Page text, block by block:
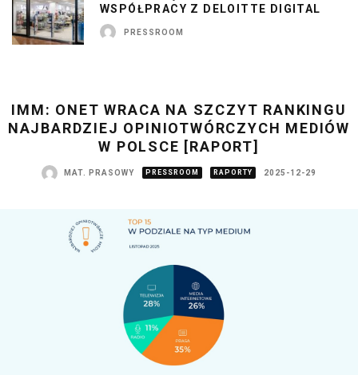
WSPÓŁPRACY Z DELOITTE DIGITAL
PRESSROOM
IMM: ONET WRACA NA SZCZYT RANKINGU
NAJBARDZIEJ OPINIOTWÓRCZYCH MEDIÓW
W POLSCE [RAPORT]
MAT. PRASOWY PRESSROOM RAPORTY 2025-12-29